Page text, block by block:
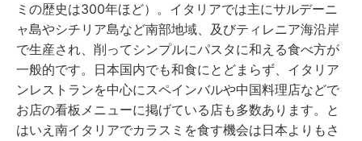
ミの歴史は300年ほど）。イタリアでは主にサルデーニ
ャ島やシチリア島など南部地域、及びティレニア海沿岸
で生産され、削ってシンプルにパスタに和える食べ方が
一般的です。日本国内でも和食にとどまらず、イタリア
ンレストランを中心にスペインバルや中国料理店などで
お店の看板メニューに掲げている店も多数あります。と
はいえ南イタリアでカラスミを食す機会は日本よりもさ